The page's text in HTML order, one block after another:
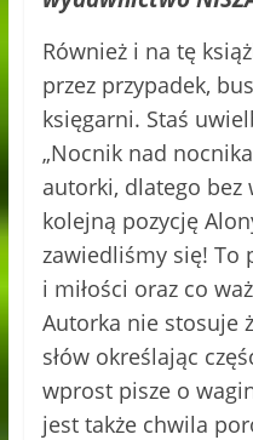
Również i na tę
przez przypadek,
księgarni. Staś
„Nocnik nad
autorki, dlatego bez
kolejną pozycję
zawiedliśmy się! To
i miłości oraz co
Autorka nie stosuje
słów określając
wprost pisze o
jest także chwila